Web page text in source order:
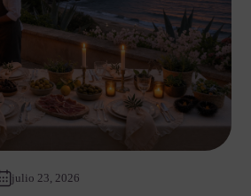
julio 23, 2026